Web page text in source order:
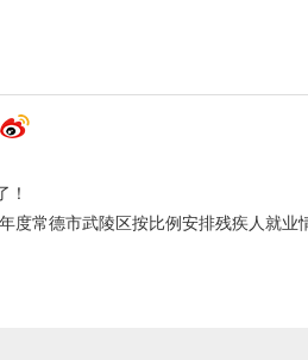
！
度常德市武陵区按比例安排残疾人就业